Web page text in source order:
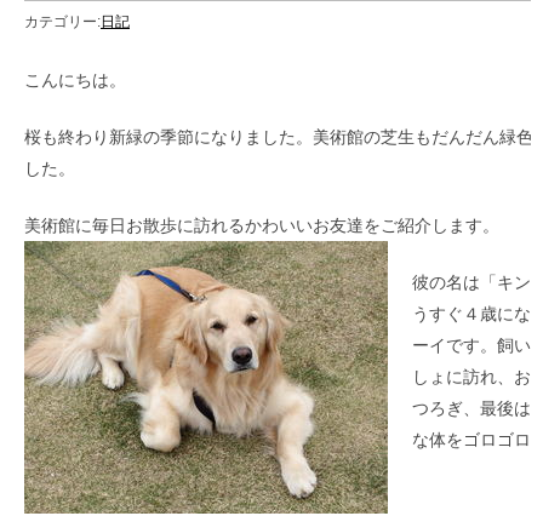
カテゴリー:日記
こんにちは。
桜も終わり新緑の季節になりました。美術館の芝生もだんだん緑色
した。
美術館に毎日お散歩に訪れるかわいいお友達をご紹介します。
彼の名は「キン
うすぐ４歳にな
ーイです。飼い
しょに訪れ、お
つろぎ、最後は
な体をゴロゴロ